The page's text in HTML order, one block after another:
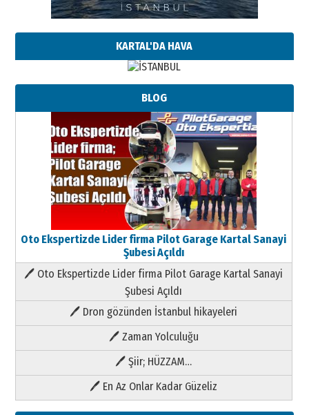
KARTAL'DA HAVA
BLOG
Oto Ekspertizde Lider firma Pilot Garage Kartal Sanayi
Şubesi Açıldı
🖊 Oto Ekspertizde Lider firma Pilot Garage Kartal Sanayi
Şubesi Açıldı
🖊 Dron gözünden İstanbul hikayeleri
🖊 Zaman Yolculuğu
🖊 Şiir; HÜZZAM…
🖊 En Az Onlar Kadar Güzeliz